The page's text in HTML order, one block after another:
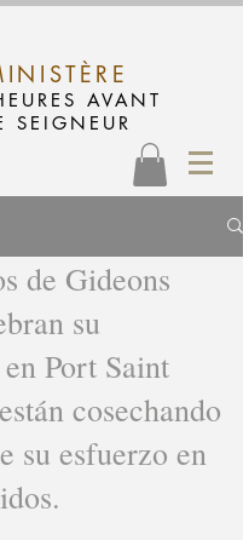
AVANT
SEIGNEUR
de Gideons
su
Port Saint
cosechando
su esfuerzo en